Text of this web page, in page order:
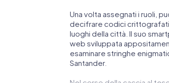
Una volta assegnati i ruoli,
decifrare codici
luoghi della città. Il suo
web sviluppata
esaminare stringhe
Santander.